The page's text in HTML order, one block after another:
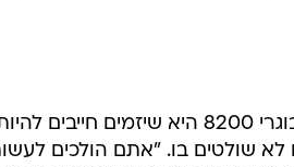
העצה השלישית שהעניק רשף לשאר בוגרי 8200
בו. "אתם הולכים לעשות